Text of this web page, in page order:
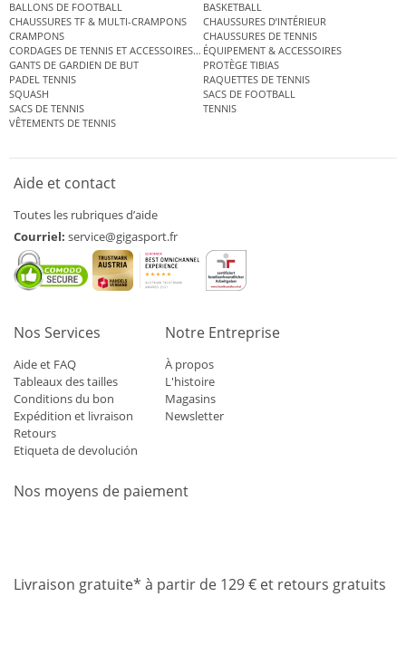
BALLONS DE FOOTBALL
BASKETBALL
CHAUSSURES TF & MULTI-CRAMPONS
CHAUSSURES D’INTÉRIEUR
CRAMPONS
CHAUSSURES DE TENNIS
CORDAGES DE TENNIS ET ACCESSOIRES DE TENNISÉQUIPEMENT & ACCESSOIRES
GANTS DE GARDIEN DE BUT
PROTÈGE TIBIAS
PADEL TENNIS
RAQUETTES DE TENNIS
SQUASH
SACS DE FOOTBALL
SACS DE TENNIS
TENNIS
VÊTEMENTS DE TENNIS
Aide et contact
Toutes les rubriques d’aide
Courriel: service@gigasport.fr
Nos Services
Aide et FAQ
Tableaux des tailles
Conditions du bon
Expédition et livraison
Retours
Etiqueta de devolución
Notre Entreprise
À propos
L'histoire
Magasins
Newsletter
Nos moyens de paiement
Livraison gratuite* à partir de 129 € et retours gratuits